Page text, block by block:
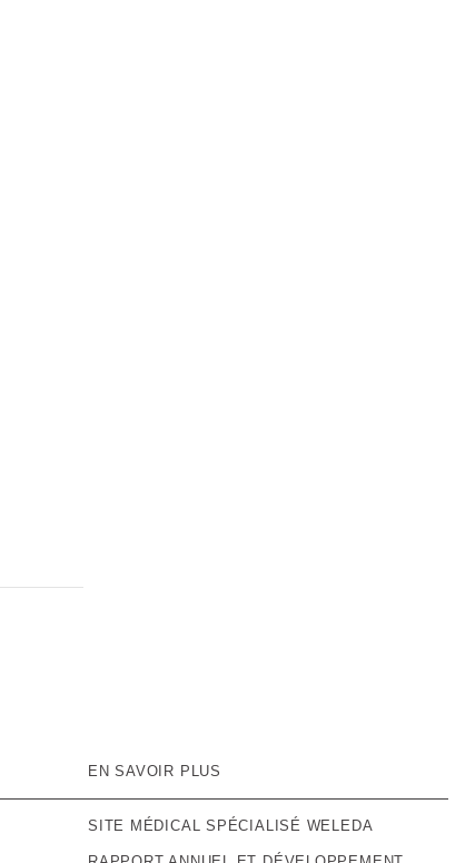
EN SAVOIR PLUS
SITE MÉDICAL SPÉCIALISÉ WELEDA